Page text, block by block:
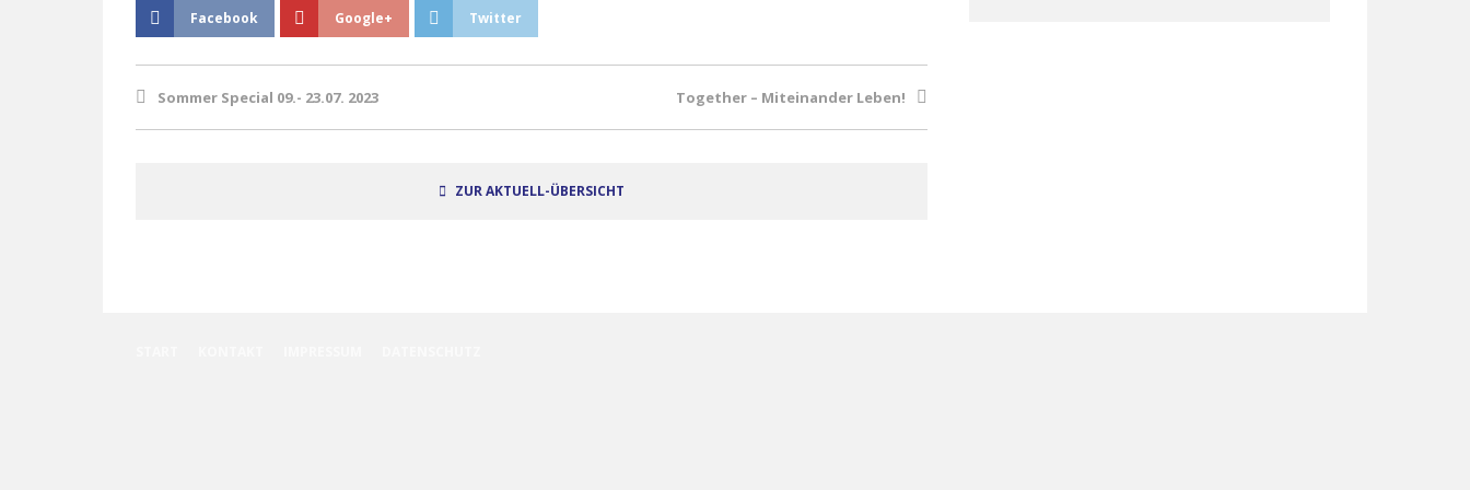
Facebook Google+ Twitter
Sommer Special 09.- 23.07. 2023 Together – Miteinander Leben!
ZUR AKTUELL-ÜBERSICHT